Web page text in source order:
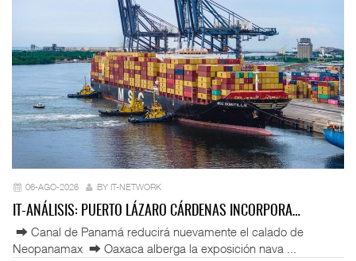
06-AGO-2026 BY IT-NETWORK
IT-ANÁLISIS: PUERTO LÁZARO CÁRDENAS INCORPORA…
⮕ Canal de Panamá reducirá nuevamente el calado de
Neopanamax ⮕ Oaxaca alberga la exposición nava ...